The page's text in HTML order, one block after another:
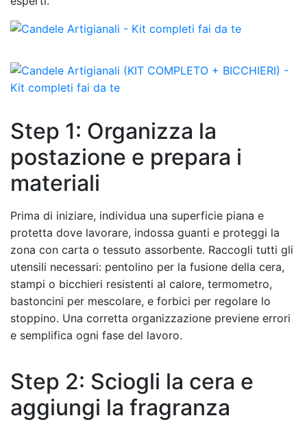
Step 1: Organizza la
postazione e prepara i
materiali
Prima di iniziare, individua una superficie piana e
protetta dove lavorare, indossa guanti e proteggi la
zona con carta o tessuto assorbente. Raccogli tutti gli
utensili necessari: pentolino per la fusione della cera,
stampi o bicchieri resistenti al calore, termometro,
bastoncini per mescolare, e forbici per regolare lo
stoppino. Una corretta organizzazione previene errori
e semplifica ogni fase del lavoro.
Step 2: Sciogli la cera e
aggiungi la fragranza